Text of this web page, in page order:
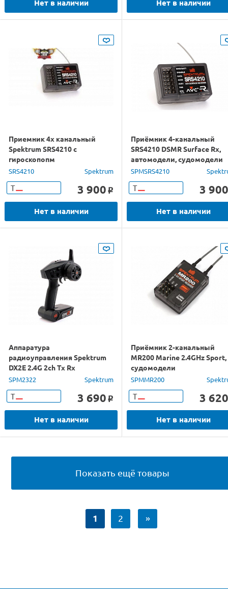
Нет в наличии Нет в наличии
Приемник 4х канальный
Spektrum SRS4210 c
гироскопопм
SRS4210 Spektrum
Т 3 900 o
Нет в наличии
Приёмник 4-канальный
SRS4210 DSMR Surface Rx,
автомодели, судомодели
SPMSRS4210
Т 3 900
Нет в наличии
Аппаратура
радиоуправления Spektrum
DX2E 2.4G 2ch Tx Rx
SPM2322 Spektrum
Т 3 690 o
Нет в наличии
Приёмник 2-канальный
MR200 Marine 2.4GHz Sport,
судомодели
SPMMR200
Т 3 620
Нет в наличии
Показать ещё товары
1 2 »